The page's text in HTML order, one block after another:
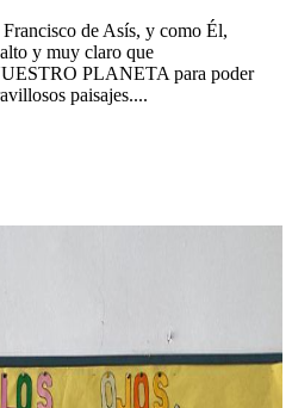
de Asís, y como Él,
y muy claro que
PLANETA para poder
paisajes....